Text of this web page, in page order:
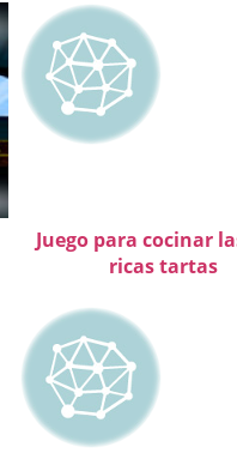
Juego para cocinar
ricas tartas